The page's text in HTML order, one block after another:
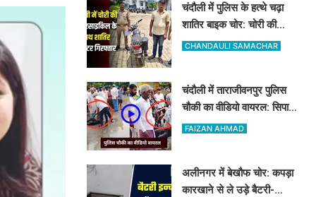
चंदौली में पुलिस के हत्थे चढ़ा
शातिर बाइक चोर: चोरी की
मोटरसाइकिल के साथ बिहार का
CHANDAULI SAMACHAR
चंदौली में ताराजीवनपुर पुलिस
चौकी का वीडियो वायरल: सिपाही
पर मारपीट का आरोप, पुलिस ने
FAIZAN AHMAD
अलीनगर में बेखौफ चोर: कपड़ा
कारखाने से ले उड़े बैटरी-